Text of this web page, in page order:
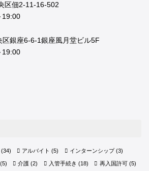
区佃2-11-16-502
銀座6-6-1銀座風月堂ビル5F
アルバイト (5) インターンシップ(3)
(5) 介護 (2) 入管手続き (18) 再入国許可(5)